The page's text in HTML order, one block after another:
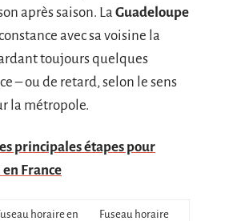
après saison. La Guadeloupe
avec sa voisine la
toujours quelques
– ou de retard, selon le sens
la métropole.
principales étapes pour
France
horaire en
Fuseau horaire